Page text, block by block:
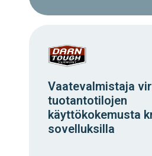
Vaatevalmistaja
tuotantotilojen
käyttökokemusta
sovelluksilla